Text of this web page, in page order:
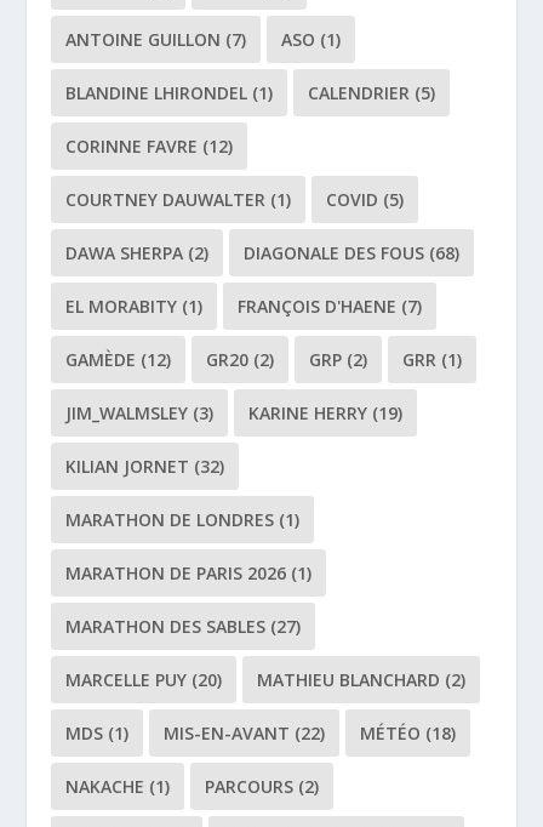
ANTOINE GUILLON (7) ASO (1)
BLANDINE LHIRONDEL (1) CALENDRIER (5)
CORINNE FAVRE (12)
COURTNEY DAUWALTER (1) COVID (5)
DAWA SHERPA (2) DIAGONALE DES FOUS (68)
EL MORABITY (1) FRANÇOIS D'HAENE (7)
GAMÈDE (12) GR20 (2) GRP (2) GRR (1)
JIM_WALMSLEY (3) KARINE HERRY (19)
KILIAN JORNET (32)
MARATHON DE LONDRES (1)
MARATHON DE PARIS 2026 (1)
MARATHON DES SABLES (27)
MARCELLE PUY (20) MATHIEU BLANCHARD (2)
MDS (1) MIS-EN-AVANT (22) MÉTÉO (18)
NAKACHE (1) PARCOURS (2)